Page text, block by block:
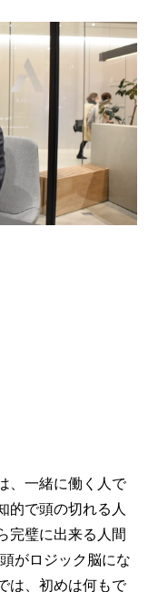
、一緒に働く人で
的で頭の切れる人
完璧に出来る人間
がロジック脳にな
は、初めは何もで